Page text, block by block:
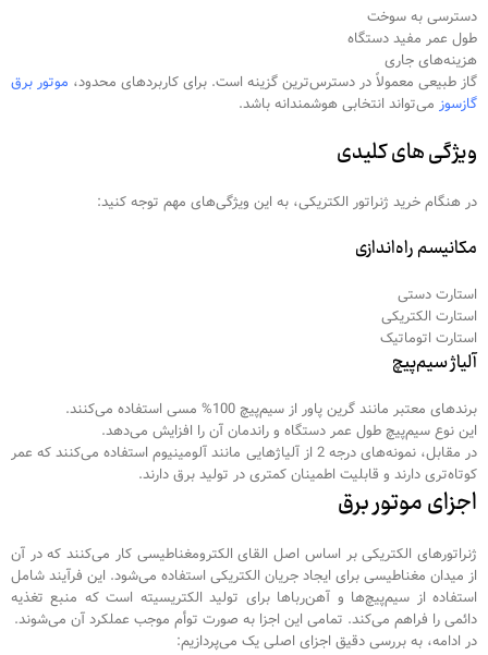
دسترسی به سوخت
طول عمر مفید دستگاه
هزینه‌های جاری
گاز طبیعی معمولاً در دسترس‌ترین گزینه است. برای کاربردهای محدود، موتور برق
گازسوز می‌تواند انتخابی هوشمندانه باشد.
ویژگی های کلیدی
در هنگام خرید ژنراتور الکتریکی، به این ویژگی‌های مهم توجه کنید:
مکانیسم راه‌اندازی
استارت دستی
استارت الکتریکی
استارت اتوماتیک
آلیاژ سیم‌پیچ
برندهای معتبر مانند گرین پاور از سیم‌پیچ 100% مسی استفاده می‌کنند.
این نوع سیم‌پیچ طول عمر دستگاه و راندمان آن را افزایش می‌دهد.
در مقابل، نمونه‌های درجه 2 از آلیاژهایی مانند آلومینیوم استفاده می‌کنند که عمر
کوتاه‌تری دارند و قابلیت اطمینان کمتری در تولید برق دارند.
اجزای موتور برق
ژنراتورهای الکتریکی بر اساس اصل القای الکترومغناطیسی کار می‌کنند که در آن
از میدان مغناطیسی برای ایجاد جریان الکتریکی استفاده می‌شود. این فرآیند شامل
استفاده از سیم‌پیچ‌ها و آهن‌رباها برای تولید الکتریسیته است که منبع تغذیه
دائمی را فراهم می‌کند. تمامی این اجزا به صورت توأم موجب عملکرد آن می‌شوند.
در ادامه، به بررسی دقیق اجزای اصلی یک می‌پردازیم: